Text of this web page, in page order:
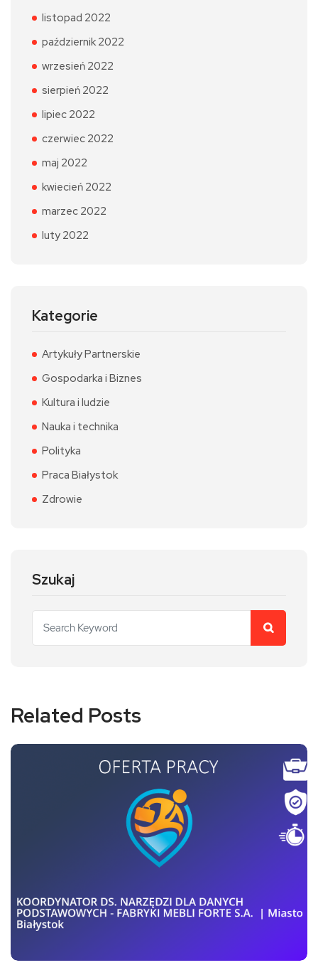
listopad 2022
październik 2022
wrzesień 2022
sierpień 2022
lipiec 2022
czerwiec 2022
maj 2022
kwiecień 2022
marzec 2022
luty 2022
Kategorie
Artykuły Partnerskie
Gospodarka i Biznes
Kultura i ludzie
Nauka i technika
Polityka
Praca Białystok
Zdrowie
Szukaj
Related Posts